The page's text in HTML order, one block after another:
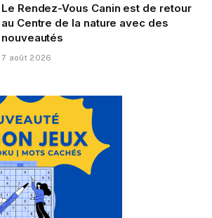
Le Rendez-Vous Canin est de retour
au Centre de la nature avec des
nouveautés
7 août 2026